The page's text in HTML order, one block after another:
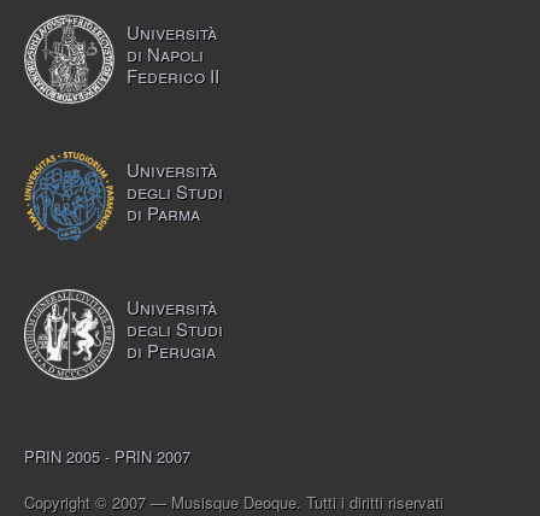
Università
di Napoli
Federico II
Università
degli Studi
di Parma
Università
degli Studi
di Perugia
PRIN 2005 - PRIN 2007
Copyright © 2007 — Musisque Deoque. Tutti i diritti riservati